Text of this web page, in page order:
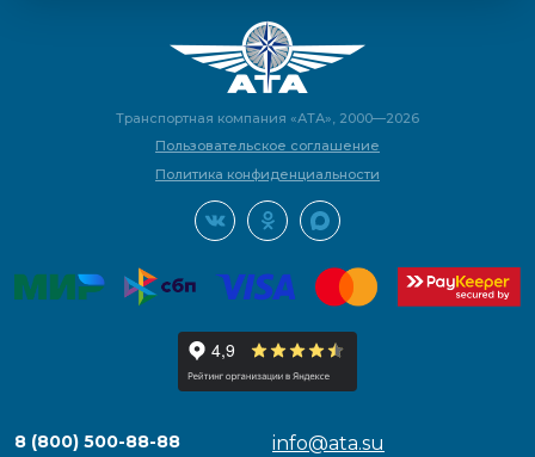
Транспортная компания «АТА», 2000—2026
Пользовательское соглашение
Политика конфиденциальности
8 (800) 500-88-88 info@ata.su